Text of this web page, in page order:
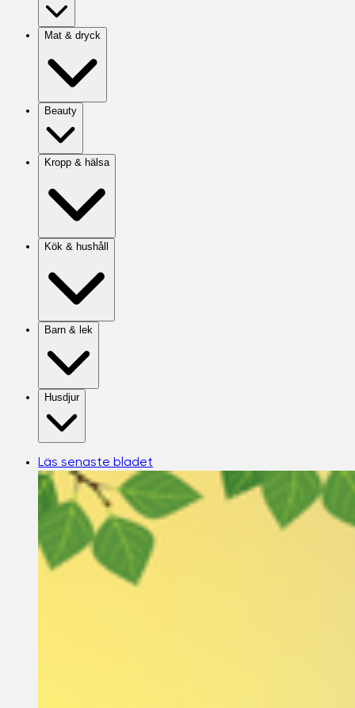
Mat & dryck
Beauty
Kropp & hälsa
Kök & hushåll
Barn & lek
Husdjur
Läs senaste bladet